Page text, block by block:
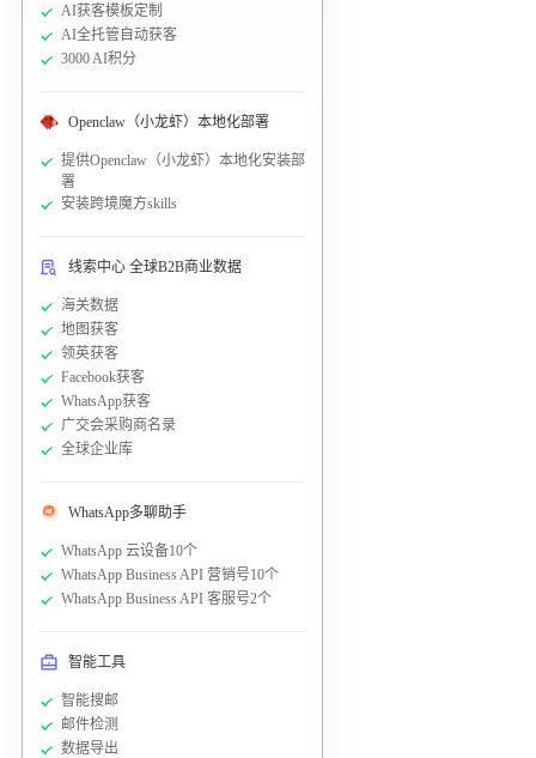
AI获客模板定制
AI全托管自动获客
3000 AI积分
Openclaw（小龙虾）本地化部署
提供Openclaw（小龙虾）本地化安装部
署
安装跨境魔方skills
线索中心 全球B2B商业数据
海关数据
地图获客
领英获客
Facebook获客
WhatsApp获客
广交会采购商名录
全球企业库
WhatsApp多聊助手
WhatsApp 云设备10个
WhatsApp Business API 营销号10个
WhatsApp Business API 客服号2个
智能工具
智能搜邮
邮件检测
数据导出